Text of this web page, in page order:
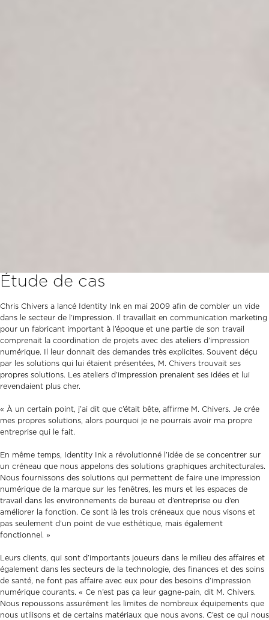
Étude de cas
Chris Chivers a lancé Identity Ink en mai 2009 afin de combler un vide
dans le secteur de l’impression. Il travaillait en communication marketing
pour un fabricant important à l’époque et une partie de son travail
comprenait la coordination de projets avec des ateliers d’impression
numérique. Il leur donnait des demandes très explicites. Souvent déçu
par les solutions qui lui étaient présentées, M. Chivers trouvait ses
propres solutions. Les ateliers d’impression prenaient ses idées et lui
revendaient plus cher.
« À un certain point, j’ai dit que c’était bête, affirme M. Chivers. Je crée
mes propres solutions, alors pourquoi je ne pourrais avoir ma propre
entreprise qui le fait.
En même temps, Identity Ink a révolutionné l’idée de se concentrer sur
un créneau que nous appelons des solutions graphiques architecturales.
Nous fournissons des solutions qui permettent de faire une impression
numérique de la marque sur les fenêtres, les murs et les espaces de
travail dans les environnements de bureau et d’entreprise ou d’en
améliorer la fonction. Ce sont là les trois créneaux que nous visons et
pas seulement d’un point de vue esthétique, mais également
fonctionnel. »
Leurs clients, qui sont d’importants joueurs dans le milieu des affaires et
également dans les secteurs de la technologie, des finances et des soins
de santé, ne font pas affaire avec eux pour des besoins d’impression
numérique courants. « Ce n’est pas ça leur gagne-pain, dit M. Chivers.
Nous repoussons assurément les limites de nombreux équipements que
nous utilisons et de certains matériaux que nous avons. C’est ce qui nous